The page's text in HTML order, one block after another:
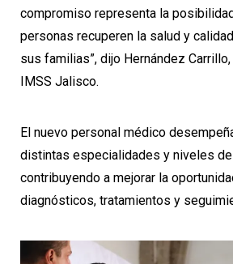
compromiso representa la
personas recuperen la salud y
sus familias”, dijo Hernández
IMSS Jalisco.
El nuevo personal médico
distintas especialidades y niveles
contribuyendo a mejorar la
diagnósticos, tratamientos y